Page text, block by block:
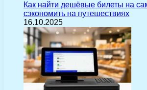
Как найти дешёвые билеты на
сэкономить на путешествиях
16.10.2025